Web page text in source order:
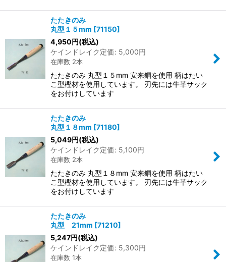
たたきのみ
丸型１５mm [71150]
4,950円(税込)
ケインドレイク定価: 5,000円
在庫数 2本
たたきのみ 丸型１５mm 安来鋼を使用 柄はたい
こ型樫材を使用しています。 刃先には牛革サック
をお付けしています
たたきのみ
丸型１８mm [71180]
5,049円(税込)
ケインドレイク定価: 5,100円
在庫数 2本
たたきのみ 丸型１８mm 安来鋼を使用 柄はたい
こ型樫材を使用しています。 刃先には牛革サック
をお付けしています
たたきのみ
丸型 21mm [71210]
5,247円(税込)
ケインドレイク定価: 5,300円
在庫数 1本